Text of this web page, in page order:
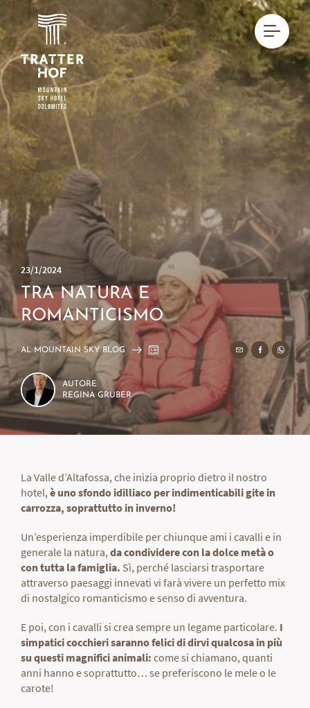
TRA NATURA E
ROMANTICISMO
23/1/2024
AL MOUNTAIN SKY BLOG
REGINA GRUBER
AUTORE
La Valle d’Altafossa, che inizia proprio dietro il nostro
hotel, è uno sfondo idilliaco per indimenticabili gite in
carrozza, soprattutto in inverno!
Un’esperienza imperdibile per chiunque ami i cavalli e in
generale la natura, da condividere con la dolce metà o
con tutta la famiglia. Sì, perché lasciarsi trasportare
attraverso paesaggi innevati vi farà vivere un perfetto mix
di nostalgico romanticismo e senso di avventura.
E poi, con i cavalli si crea sempre un legame particolare. I
simpatici cocchieri saranno felici di dirvi qualcosa in più
su questi magnifici animali: come si chiamano, quanti
anni hanno e soprattutto… se preferiscono le mele o le
carote!
DE IT